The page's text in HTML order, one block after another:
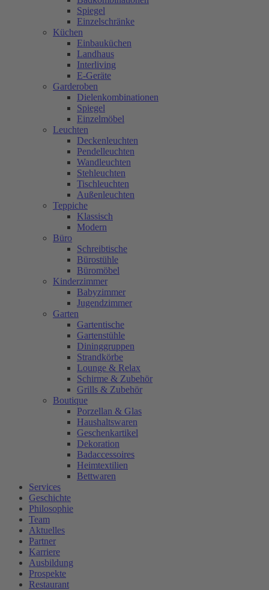
Spiegel
Einzelschränke
Küchen
Einbauküchen
Landhaus
Interliving
E-Geräte
Garderoben
Dielenkombinationen
Spiegel
Einzelmöbel
Leuchten
Deckenleuchten
Pendelleuchten
Wandleuchten
Stehleuchten
Tischleuchten
Außenleuchten
Teppiche
Klassisch
Modern
Büro
Schreibtische
Bürostühle
Büromöbel
Kinderzimmer
Babyzimmer
Jugendzimmer
Garten
Gartentische
Gartenstühle
Dininggruppen
Strandkörbe
Lounge & Relax
Schirme & Zubehör
Grills & Zubehör
Boutique
Porzellan & Glas
Haushaltswaren
Geschenkartikel
Dekoration
Badaccessoires
Heimtextilien
Bettwaren
Services
Geschichte
Philosophie
Team
Aktuelles
Partner
Karriere
Ausbildung
Prospekte
Restaurant